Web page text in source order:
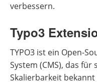
verbessern.
Typo3
TYPO3 ist ein Open-
System (CMS), das
Skalierbarkeit